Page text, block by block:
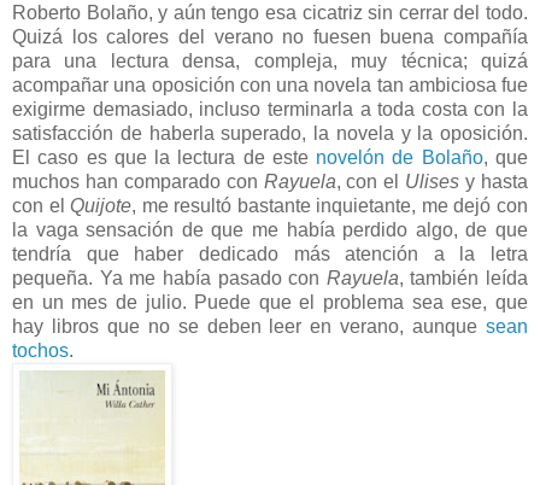
Roberto Bolaño, y aún tengo esa cicatriz sin cerrar del todo.
Quizá los calores del verano no fuesen buena compañía
para una lectura densa, compleja, muy técnica; quizá
acompañar una oposición con una novela tan ambiciosa fue
exigirme demasiado, incluso terminarla a toda costa con la
satisfacción de haberla superado, la novela y la oposición.
El caso es que la lectura de este novelón de Bolaño, que
muchos han comparado con Rayuela, con el Ulisesy hasta
con elQuijote, me resultó bastante inquietante, me dejó con
la vaga sensación de que me había perdido algo, de que
tendría que haber dedicado más atención a la letra
pequeña. Ya me había pasado con Rayuela, también leída
en un mes de julio. Puede que el problema sea ese, que
hay libros que no se deben leer en verano, aunque sean
tochos.